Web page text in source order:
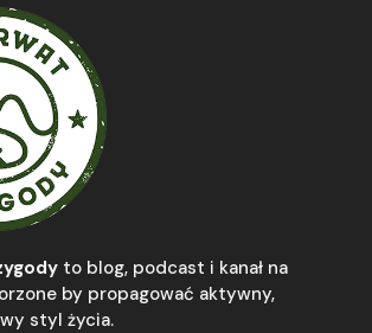
to blog, podcast i kanał na
by propagować aktywny,
styl życia.